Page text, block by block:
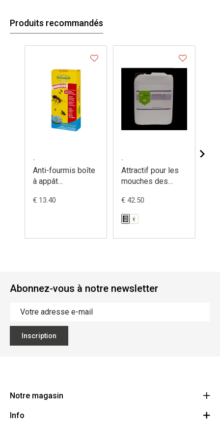
Produits recommandés
.
Anti-fourmis boîte
à appât
€ 13.40
.
Attractif pour les
mouches des
€ 42.50
Abonnez-vous à notre newsletter
Inscription
Notre magasin
Ecoflora
Info